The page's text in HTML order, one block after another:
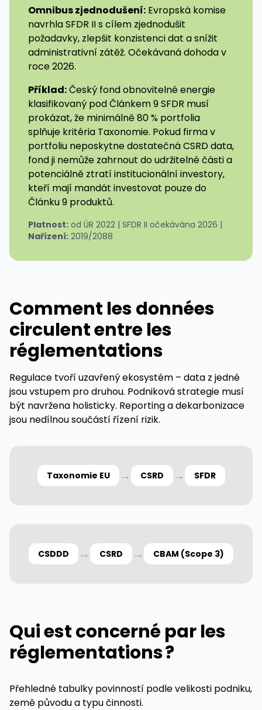
Omnibus zjednodušení: Evropská komise
navrhla SFDR II s cílem zjednodušit
požadavky, zlepšit konzistenci dat a snížit
administrativní zátěž. Očekávaná dohoda v
roce 2026.
Příklad:Český fond obnovitelné energie
klasifikovaný pod Článkem 9 SFDR musí
prokázat, že minimálně 80 % portfolia
splňuje kritéria Taxonomie. Pokud firma v
portfoliu neposkytne dostatečná CSRD data,
fond ji nemůže zahrnout do udržitelné části a
potenciálně ztratí institucionální investory,
kteří mají mandát investovat pouze do
Článku 9 produktů.
Platnost: od ÚR 2022 | SFDR II očekávána 2026 |
Nařízení: 2019/2088
Comment les données
circulent entre les
réglementations
Regulace tvoří uzavřený ekosystém – data z jedné
jsou vstupem pro druhou. Podniková strategie musí
být navržena holisticky. Reporting a dekarbonizace
jsou nedílnou součástí řízení rizik.
Taxonomie EU → CSRD → SFDR
CSDDD → CSRD → CBAM (Scope 3)
Qui est concerné par les
réglementations ?
Přehledné tabulky povinností podle velikosti podniku,
země původu a typu činnosti.